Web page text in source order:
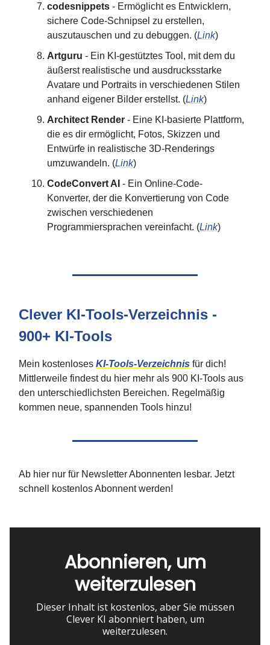
codesnippets - Ermöglicht es Entwicklern,
sichere Code-Schnipsel zu erstellen,
auszutauschen und zu debuggen. (Link)
Artguru - Ein KI-gestütztes Tool, mit dem du
äußerst realistische und ausdrucksstarke
Avatare und Portraits in verschiedenen Stilen
anhand eigener Bilder erstellst. (Link)
Architect Render - Eine KI-basierte Plattform,
die es dir ermöglicht, Fotos, Skizzen und
Entwürfe in realistische 3D-Renderings
umzuwandeln. (Link)
CodeConvert AI - Ein Online-Code-
Konverter, der die Konvertierung von Code
zwischen verschiedenen
Programmiersprachen vereinfacht. (Link)
Clever KI-Tools-Verzeichnis -
900+ KI-Tools
Mein kostenloses KI-Tools-Verzeichnis für dich!
Mittlerweile findest du hier mehr als 900 KI-Tools aus
den unterschiedlichsten Bereichen. Regelmäßig
kommen neue, spannenden Tools hinzu!
Ab hier nur für Newsletter Abonnenten lesbar. Jetzt
schnell kostenlos Abonnent werden!
Abonnieren, um
weiterzulesen
Dieser Inhalt ist kostenlos, aber Sie müssen
Clever KI abonniert haben, um
weiterzulesen.